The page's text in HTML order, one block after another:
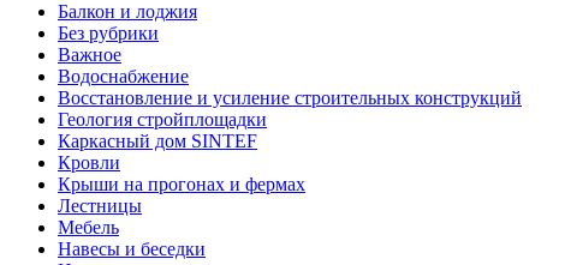
Балкон и лоджия
Без рубрики
Важное
Водоснабжение
Восстановление и усиление строительных конструкций
Геология стройплощадки
Каркасный дом SINTEF
Кровли
Крыши на прогонах и фермах
Лестницы
Мебель
Навесы и беседки